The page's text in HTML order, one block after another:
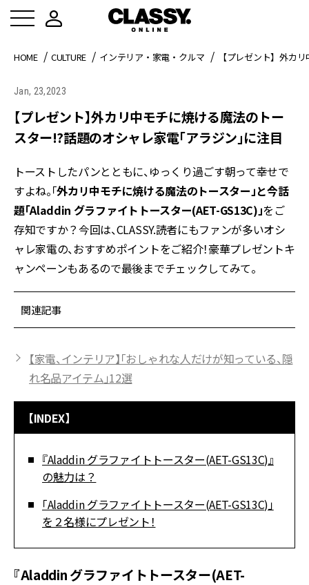
HOME CULTURE インテリア・家電・クルマ 【プレゼント】外カ
Jan, 23,2023
【プレゼント】外カリ中モチに焼ける魔法のトー
スター!?話題のオシャレ家電「アラジン」に注目
トーストしたパンとともに、ゆっくり過ごす朝って幸せで
すよね。「外カリ中モチに焼ける魔法のトースター」と今話
題「Aladdin グラファイトトースター(AET-GS13C)」をご
存知ですか？今回は、CLASSY.読者にもファンが多いオシ
ャレ家電の、おすすめポイントをご紹介！豪華プレゼントキ
ャンペーンもあるので最後までチェックしてみて。
関連記事
【家電、インテリア】「おしゃれな人だけが知っている、隠
れ名品アイテム」12選
【INDEX】
『Aladdin グラファイトトースター(AET-GS13C)』
の魅力は？
「Aladdin グラファイトトースター(AET-GS13C)」
を２名様にプレゼント！
『Aladdin グラファイトトースター(AET-